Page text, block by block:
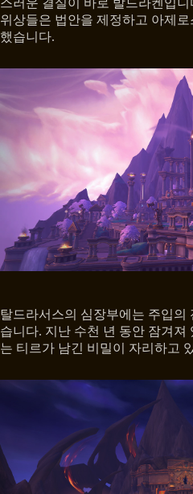
위상들은 법안을 제정하고 아제
했습니다.
탈드라서스의 심장부에는 주입의
습니다. 지난 수천 년 동안 잠겨져
는 티르가 남긴 비밀이 자리하고